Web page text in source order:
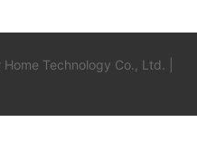
Technology Co., Ltd. |